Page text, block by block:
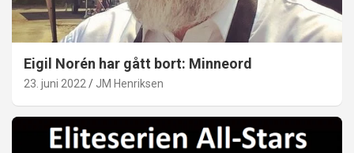
Eigil Norén har gått bort: Minneord
23. juni 2022 JM Henriksen